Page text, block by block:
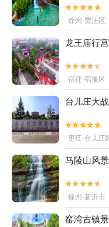


徐州·贾汪区
龙王庙行宫


宿迁·宿豫区
台儿庄大


枣庄·台儿庄
马陵山风


徐州·新沂市
窑湾古镇